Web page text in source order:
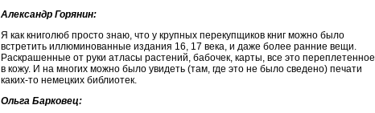
Александр Горянин:
Я как книголюб просто знаю, что у крупных перекупщиков книг можно было
встретить иллюминованные издания 16, 17 века, и даже более ранние вещи.
Раскрашенные от руки атласы растений, бабочек, карты, все это переплетенное
в кожу. И на многих можно было увидеть (там, где это не было сведено) печати
каких-то немецких библиотек.
Ольга Барковец: